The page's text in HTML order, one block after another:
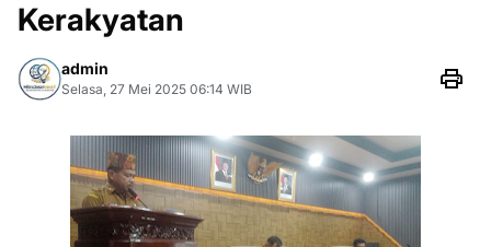
Kerakyatan
admin
Selasa, 27 Mei 2025 06:14 WIB